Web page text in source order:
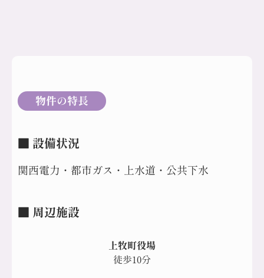
物件の特長
■ 設備状況
関西電力・都市ガス・上水道・公共下水
■ 周辺施設
上牧町役場
徒歩10分